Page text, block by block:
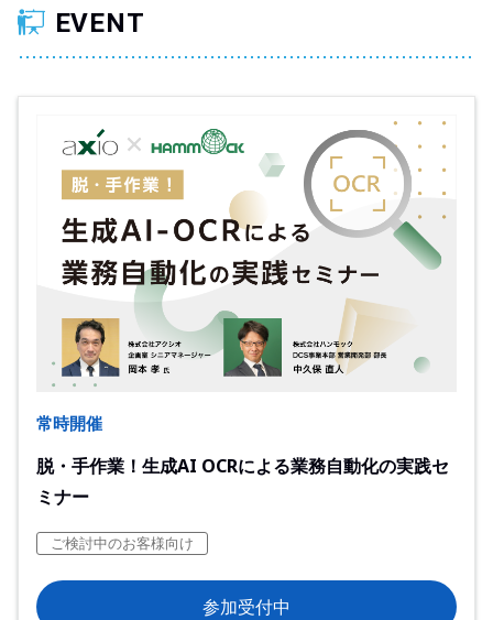
EVENT
常時開催
脱・手作業！生成AI OCRによる業務自動化の実践セ
ミナー
ご検討中のお客様向け
参加受付中